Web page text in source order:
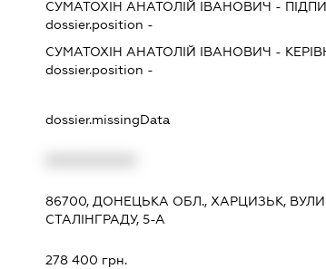
СУМАТОХІН АНАТОЛІЙ ІВАНОВИЧ -
dossier.position -
СУМАТОХІН АНАТОЛІЙ ІВАНОВИЧ -
dossier.position -
dossier.missingData
86700, ДОНЕЦЬКА ОБЛ., ХАРЦИЗЬК,
СТАЛІНГРАДУ, 5-А
278 400 грн.